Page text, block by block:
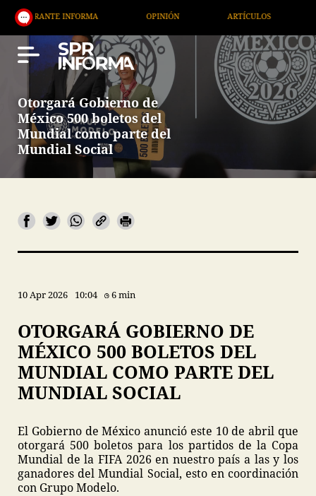
OPINIÓN ARTÍCULOS ARTE /
Otorgará Gobierno de
México 500 boletos del
Mundial como parte del
Mundial Social
10 Apr 2026 10:04 6 min
OTORGARÁ GOBIERNO DE
MÉXICO 500 BOLETOS DEL
MUNDIAL COMO PARTE DEL
MUNDIAL SOCIAL
El Gobierno de México anunció este 10 de abril que
otorgará 500 boletos para los partidos de la Copa
Mundial de la FIFA 2026 en nuestro país a las y los
ganadores del Mundial Social, esto en coordinación
con Grupo Modelo.